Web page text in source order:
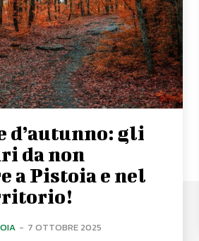
d’autunno: gli
da non
a Pistoia e nel
- 7 OTTOBRE 2025